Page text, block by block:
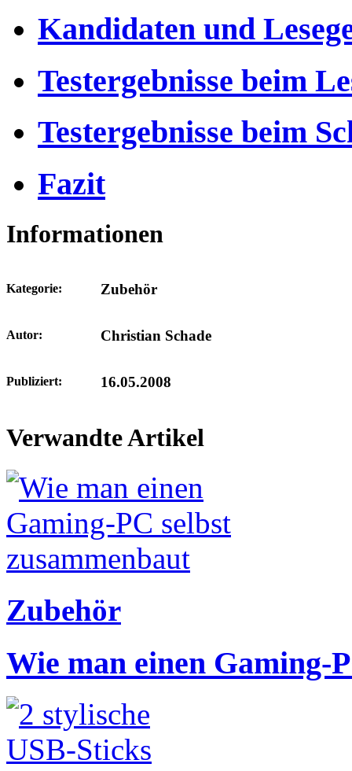
Kandidaten und
Testergebnisse beim
Testergebnisse beim
Fazit
Informationen
Kategorie: Zubehör
Autor: Christian Schade
Publiziert: 16.05.2008
Verwandte Artikel
Zubehör
Wie man einen Gaming-